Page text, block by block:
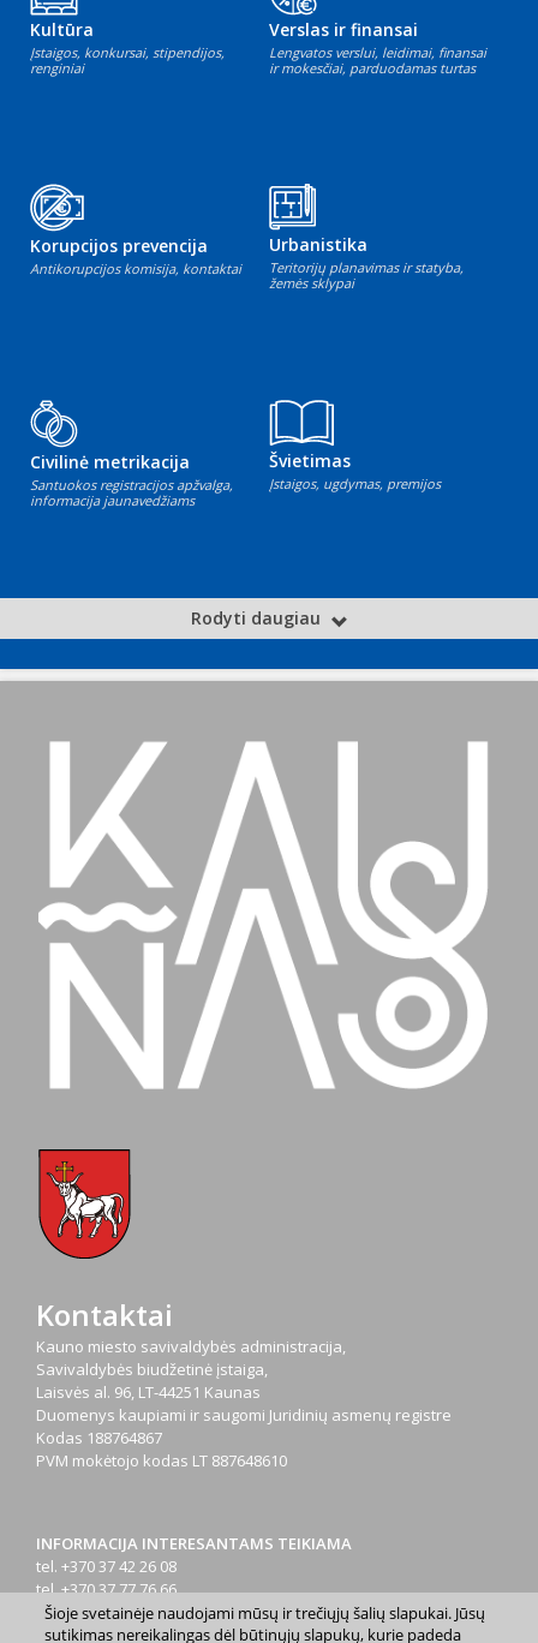
Kultūra
Įstaigos, konkursai, stipendijos,
renginiai
Verslas ir finansai
Lengvatos verslui, leidimai, finansai
ir mokesčiai, parduodamas turtas
Korupcijos prevencija
Antikorupcijos komisija, kontaktai
Urbanistika
Teritorijų planavimas ir statyba,
žemės sklypai
Civilinė metrikacija
Santuokos registracijos apžvalga,
informacija jaunavedžiams
Švietimas
Įstaigos, ugdymas, premijos
Rodyti daugiau
Kontaktai
Kauno miesto savivaldybės administracija,
Savivaldybės biudžetinė įstaiga,
Laisvės al. 96, LT-44251 Kaunas
Duomenys kaupiami ir saugomi Juridinių asmenų registre
Kodas 188764867
PVM mokėtojo kodas LT 887648610
INFORMACIJA INTERESANTAMS TEIKIAMA
tel. +370 37 42 26 08
tel. +370 37 77 76 66
tel. +370 660 07000
el. p.info@kaunas.lt
Šioje svetainėje naudojami mūsų ir trečiųjų šalių slapukai. Jūsų
sutikimas nereikalingas dėl būtinųjų slapukų, kurie padeda